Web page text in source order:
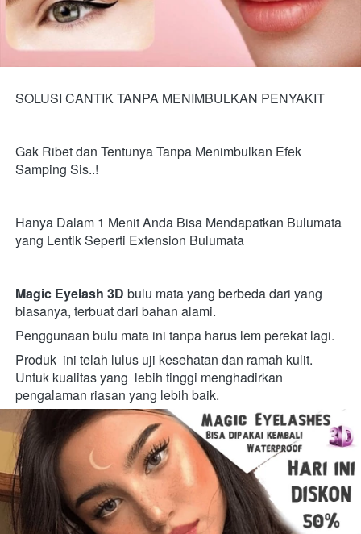
SOLUSI CANTIK TANPA MENIMBULKAN PENYAKIT
Gak Ribet dan Tentunya Tanpa Menimbulkan Efek
Samping Sis..!
Hanya Dalam 1 Menit Anda Bisa Mendapatkan Bulumata
yang Lentik Seperti Extension Bulumata
Magic Eyelash 3D bulu mata yang berbeda dari yang
biasanya, terbuat dari bahan alami.
Penggunaan bulu mata ini tanpa harus lem perekat lagi.
Produk  ini telah lulus uji kesehatan dan ramah kulit.
Untuk kualitas yang  lebih tinggi menghadirkan
pengalaman riasan yang lebih baik.